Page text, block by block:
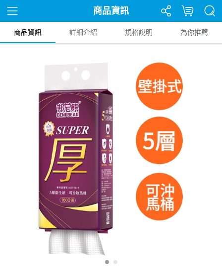
商品資訊
商品資訊 詳細介紹 規格說明 為你推薦